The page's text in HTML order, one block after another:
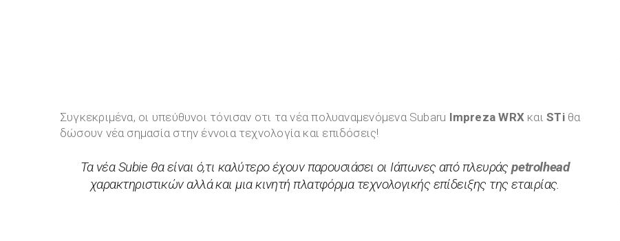
Συγκεκριμένα, οι υπεύθυνοι τόνισαν οτι τα νέα πολυαναμενόμενα Subaru Impreza WRX καιSTiθα
δώσουν νέα σημασία στην έννοια τεχνολογία και επιδόσεις!
Τα νέα Subie θα είναι ό,τι καλύτερο έχουν παρουσιάσει οι Ιάπωνες από πλευράςpetrolhead
χαρακτηριστικών αλλά και μια κινητή πλατφόρμα τεχνολογικής επίδειξης της εταιρίας.